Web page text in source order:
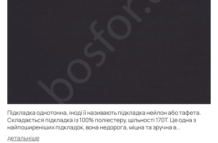
Підкладка однотонна, іноді її називають підкладка нейлон або тафета.
Складається підкладка із 100% поліестеру, щільності 170Т. Це одна з
найпоширеніших підкладок, вона недорога, міцна та зручна в...
детальніше